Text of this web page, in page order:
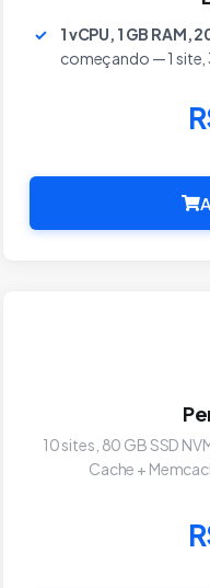
1 vCPU, 1 GB RAM,
começando — 1 site,
10 sites, 80 GB SSD
Cache +